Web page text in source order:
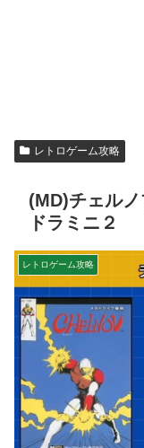
レトロゲーム攻略
(MD)チェル
ドラミニ２
レトロゲーム攻略